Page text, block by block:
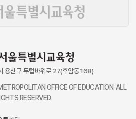
용산구 두텁바위로 27(후암동 168)
OFFICE OF EDUCATION. ALL
RESERVED.